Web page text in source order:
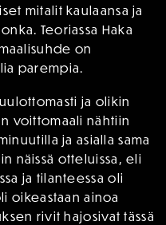
mitalit kaulaansa ja
Teoriassa Haka
on
parempia.
ja olikin
voittomaali nähtiin
ja asialla sama
näissä otteluissa, eli
ja tilanteessa oli
oikeastaan ainoa
rivit hajosivat tässä